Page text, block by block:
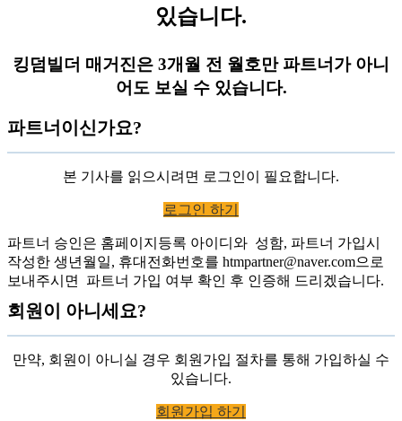
있습니다.
킹덤빌더 매거진은 3개월 전 월호만 파트너가 아니
어도 보실 수 있습니다.
파트너이신가요?
본 기사를 읽으시려면 로그인이 필요합니다.
로그인 하기
파트너 승인은 홈페이지등록 아이디와 성함, 파트너 가입시
작성한 생년월일, 휴대전화번호를 htmpartner@naver.com으로
보내주시면 파트너 가입 여부 확인 후 인증해 드리겠습니다.
회원이 아니세요?
만약, 회원이 아니실 경우 회원가입 절차를 통해 가입하실 수
있습니다.
회원가입 하기